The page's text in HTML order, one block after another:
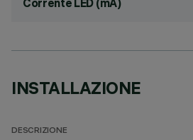
Corrente LED (mA)
INSTALLAZIONE
DESCRIZIONE